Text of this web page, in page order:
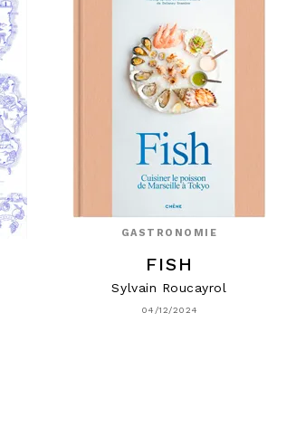
GASTRONOMIE
FISH
Sylvain Roucayrol
04/12/2024